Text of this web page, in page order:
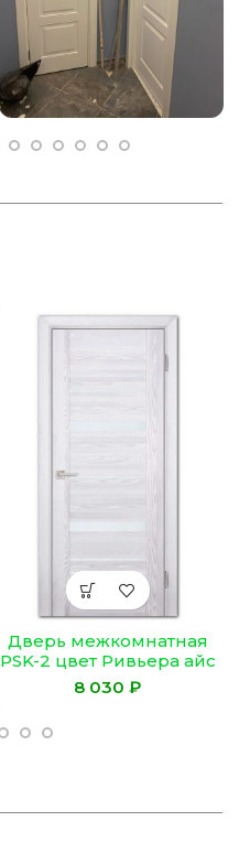
Дверь межкомнатная
PSK-2 цвет Ривьера айс
(Белый лакобель)
₽